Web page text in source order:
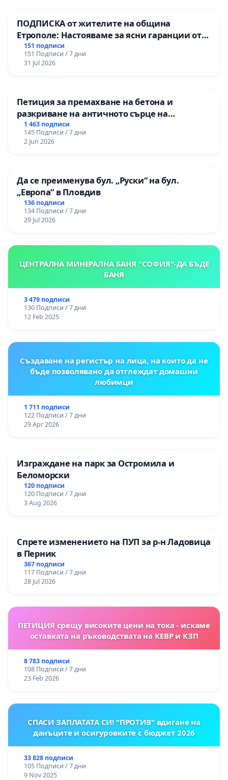
ПОДПИСКА от жителите на община
Етрополе: Настояваме за ясни гаранции от
“Елаците-МЕД” АД и от държавата, че ще се
изпълнят всички екологични норми!
151 подписи
151 Подписи / 7 дни
31 Jul 2026
Петиция за премахване на бетона и
разкриване на античното сърце на
Могиланската могила във Враца
1 463 подписи
145 Подписи / 7 дни
2 Jun 2026
Да се преименува бул. „Руски“ на бул.
„Европа“ в Пловдив
136 подписи
134 Подписи / 7 дни
29 Jul 2026
ЦЕНТРАЛНА МИНЕРАЛНА БАНЯ "СОФИЯ"-ДА БЪДЕ
БАНЯ
3 479 подписи
130 Подписи / 7 дни
12 Feb 2025
Създаване на регистър на лица, на които да не
бъде позволявано да отглеждат домашни
любимци
1 711 подписи
122 Подписи / 7 дни
29 Apr 2026
Изграждане на парк за Остромила и
Беломорски
120 подписи
120 Подписи / 7 дни
3 Aug 2026
Спрете изменението на ПУП за р-н Ладовица
в Перник
367 подписи
117 Подписи / 7 дни
28 Jul 2026
ПЕТИЦИЯ срещу високите цени на тока - искаме
оставката на ръководствата на КЕВР и КЗП
8 783 подписи
108 Подписи / 7 дни
23 Feb 2026
СПАСИ ЗАПЛАТАТА СИ! "ПРОТИВ" вдигане на
данъците и осигуровките с бюджет 2026
33 828 подписи
105 Подписи / 7 дни
9 Nov 2025